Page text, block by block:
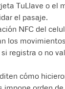
TuLlave o el
el pasaje.
NFC del
los
registra o no
cómo